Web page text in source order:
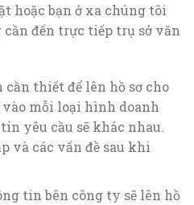
hoặc bạn ở xa chúng tôi
đến trực tiếp trụ sở văn
thiết để lên hồ sơ cho
mỗi loại hình doanh
yêu cầu sẽ khác nhau.
và các vấn đề sau khi
tin bên công ty sẽ lên hồ